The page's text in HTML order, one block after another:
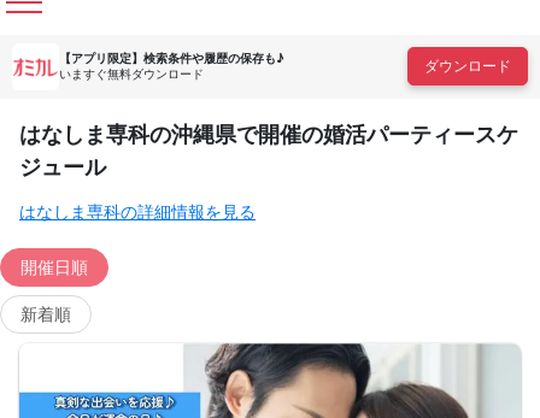
【アプリ限定】 検索条件や履歴の保存も♪
いますぐ無料ダウンロード
ダウンロード
はなしま専科の沖縄県で開催の婚活パーティースケ
ジュール
はなしま専科の詳細情報を見る
開催日順
新着順